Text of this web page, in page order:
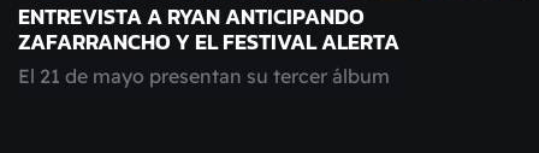
ENTREVISTA A RYAN ANTICIPANDO
ZAFARRANCHO Y EL FESTIVAL ALERTA
El 21 de mayo presentan su tercer álbum